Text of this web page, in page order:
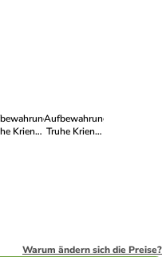
Kriens,
Aufbewahrungs-
Truhe Kriens,
Warum ändern sich die Preise?